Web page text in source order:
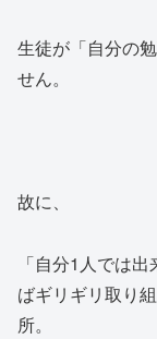
生徒が「自分の
せん。
故に、
「自分1人では
ばギリギリ取り組
所。